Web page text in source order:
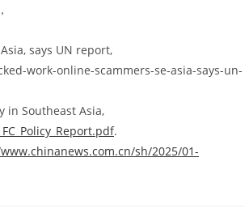
says UN report,
work-online-scammers-se-asia-says-un-
in Southeast Asia,
.
sh/2025/01-